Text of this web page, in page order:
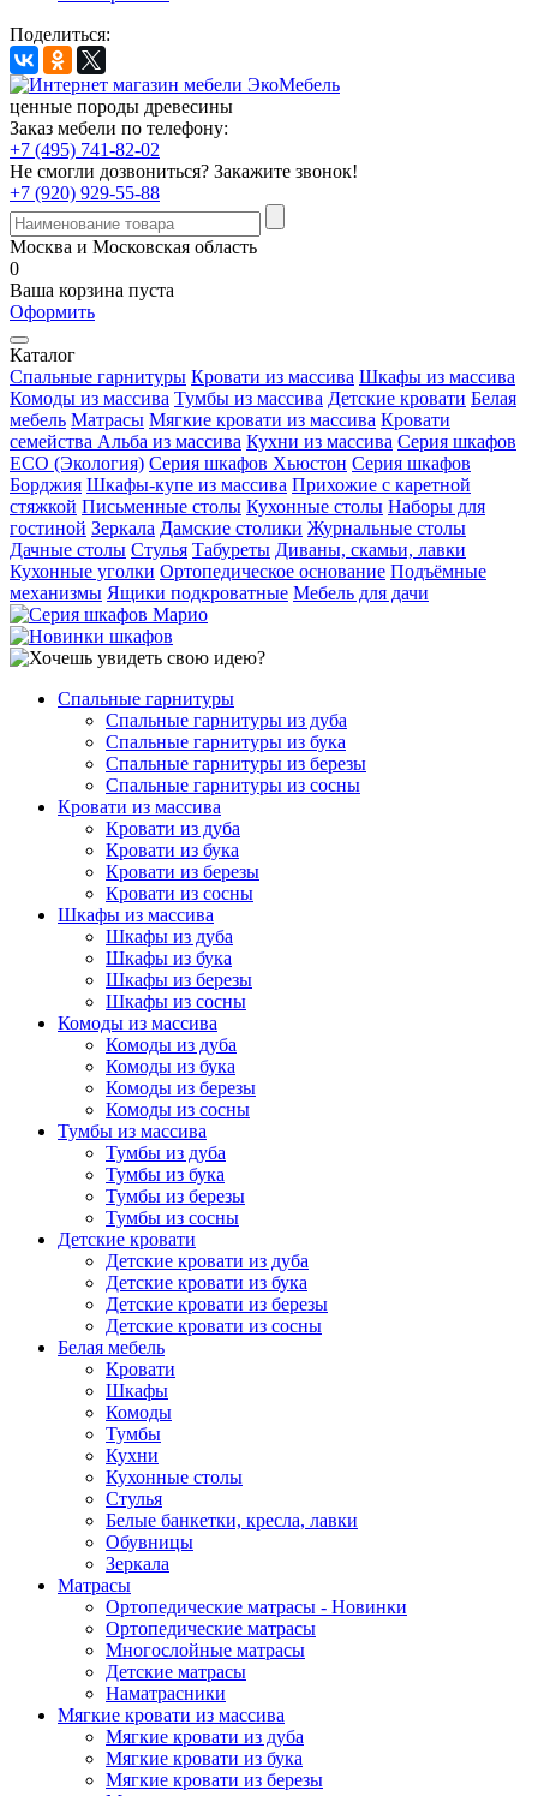
Поделиться:
ценные породы древесины
Заказ мебели по телефону:
+7 (495) 741-82-02
Не смогли дозвониться? Закажите звонок!
+7 (920) 929-55-88
Москва и Московская область
0
Ваша корзина пуста
Оформить
Каталог
Спальные гарнитуры Кровати из массива Шкафы из массива
Комоды из массива Тумбы из массива Детские кровати Белая
мебель Матрасы Мягкие кровати из массива Кровати
семейства Альба из массива Кухни из массива Серия шкафов
ECO (Экология) Серия шкафов Хьюстон Серия шкафов
Борджия Шкафы-купе из массива Прихожие с каретной
стяжкой Письменные столы Кухонные столы Наборы для
гостиной Зеркала Дамские столики Журнальные столы
Дачные столы Стулья Табуреты Диваны, скамьи, лавки
Кухонные уголки Ортопедическое основание Подъёмные
механизмы Ящики подкроватные Мебель для дачи
Спальные гарнитуры
Спальные гарнитуры из дуба
Спальные гарнитуры из бука
Спальные гарнитуры из березы
Спальные гарнитуры из сосны
Кровати из массива
Кровати из дуба
Кровати из бука
Кровати из березы
Кровати из сосны
Шкафы из массива
Шкафы из дуба
Шкафы из бука
Шкафы из березы
Шкафы из сосны
Комоды из массива
Комоды из дуба
Комоды из бука
Комоды из березы
Комоды из сосны
Тумбы из массива
Тумбы из дуба
Тумбы из бука
Тумбы из березы
Тумбы из сосны
Детские кровати
Детские кровати из дуба
Детские кровати из бука
Детские кровати из березы
Детские кровати из сосны
Белая мебель
Кровати
Шкафы
Комоды
Тумбы
Кухни
Кухонные столы
Стулья
Белые банкетки, кресла, лавки
Обувницы
Зеркала
Матрасы
Ортопедические матрасы - Новинки
Ортопедические матрасы
Многослойные матрасы
Детские матрасы
Наматрасники
Мягкие кровати из массива
Мягкие кровати из дуба
Мягкие кровати из бука
Мягкие кровати из березы